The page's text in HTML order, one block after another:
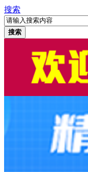
搜索
搜索